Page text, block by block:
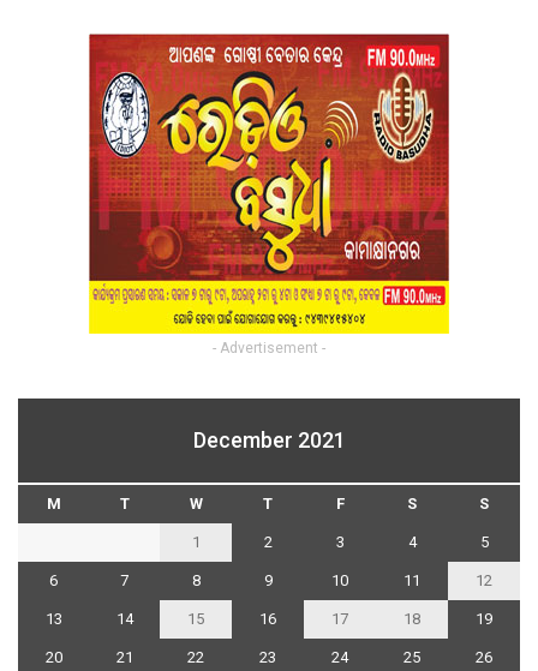
- Advertisement -
December 2021
M T W T F S S
1 2 3 4 5
6 7 8 9 10 11 12
13 14 15 16 17 18 19
20 21 22 23 24 25 26